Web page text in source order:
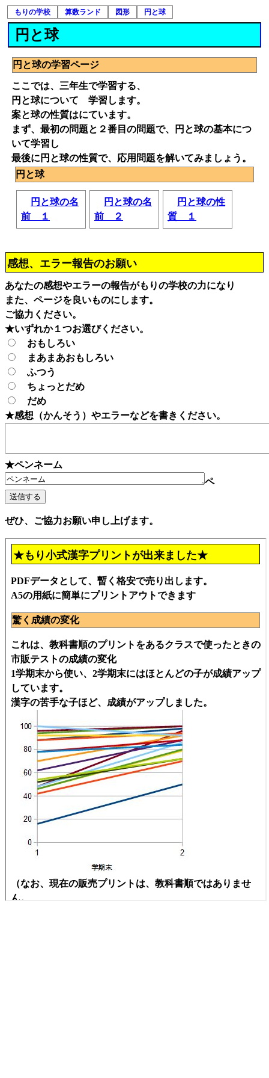
もりの学校 算数ランド 図形 円と球
円と球
円と球の学習ページ
ここでは、三年生で学習する、
円と球について 学習します。
案と球の性質はにています。
まず、最初の問題と２番目の問題で、円と球の基本につ
いて学習し
最後に円と球の性質で、応用問題を解いてみましょう。
円と球
円と球の名
前 １
円と球の名
前 ２
円と球の性
質 １
感想、エラー報告のお願い
あなたの感想やエラーの報告がもりの学校の力になり
また、ページを良いものにします。
ご協力ください。
★いずれか１つお選びください。
おもしろい
まあまあおもしろい
ふつう
ちょっとだめ
だめ
★感想（かんそう）やエラーなどを書きください。
★ペンネーム
ペ
ぜひ、ご協力お願い申し上げます。